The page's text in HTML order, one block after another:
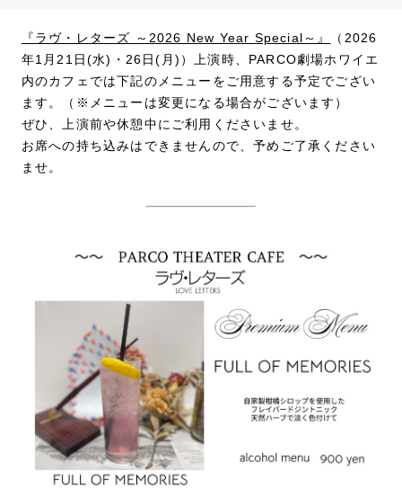
『ラヴ・レターズ ～2026 New Year Special～』
（2026
年1月21日(水)・26日(月)）上演時、PARCO劇場ホワイエ
内のカフェでは下記のメニューをご用意する予定でござい
ます。（※メニューは変更になる場合がございます）
ぜひ、上演前や休憩中にご利用くださいませ。
お席への持ち込みはできませんので、予めご了承ください
ませ。